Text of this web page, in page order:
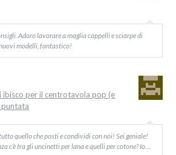
Adoro lavorare a maglia cappelli e sciarpe di
modelli, fantastico!
ibisco per il centrotavola pop (e
puntata
quello che posti e condividi con noi! Sei geniale!
c’è tra gli uncinetti per lana e quelli per cotone? Io…